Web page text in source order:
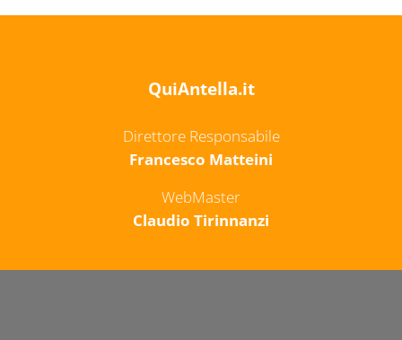
QuiAntella.it
Direttore Responsabile
Francesco Matteini
WebMaster
Claudio Tirinnanzi